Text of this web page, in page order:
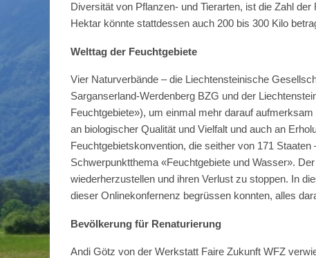
Diversität von Pflanzen- und Tierarten, ist die Zahl
Hektar könnte stattdessen auch 200 bis 300 Kilo
Welttag der Feuchtgebiete
Vier Naturverbände – die Liechtensteinische
Sarganserland-Werdenberg BZG und der
Feuchtgebiete»), um einmal mehr darauf
an biologischer Qualität und Vielfalt und auch an
Feuchtgebietskonvention, die seither von 171
Schwerpunktthema «Feuchtgebiete und Wasser».
wiederherzustellen und ihren Verlust zu stoppen. In
dieser Online­konfernenz begrüssen konnten, alles
Bevölkerung für Renaturierung
Andi Götz von der Werkstatt Faire Zukunft WFZ